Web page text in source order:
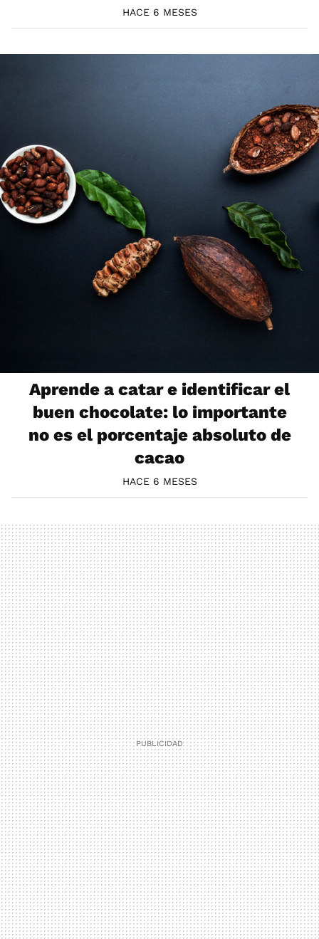
HACE 6 MESES
Aprende a catar e identificar el
buen chocolate: lo importante
no es el porcentaje absoluto de
cacao
HACE 6 MESES